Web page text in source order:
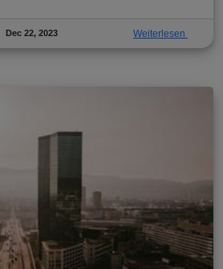
Dec 22, 2023 Weiterlesen